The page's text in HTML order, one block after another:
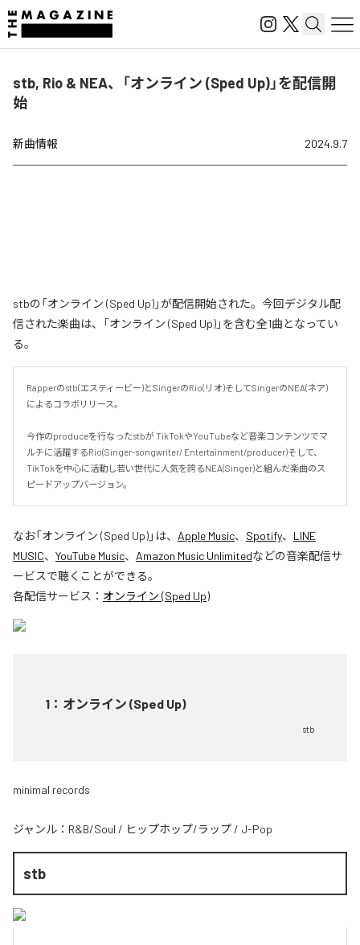
stb, Rio & NEA、「オンライン (Sped Up)」を配信開
始
新曲情報 2024.9.7
stbの「オンライン (Sped Up)」が配信開始された。今回デジタル配
信された楽曲は、「オンライン (Sped Up)」を含む全1曲となってい
る。
Rapperのstb(エスティービー)とSingerのRio(リオ)そしてSingerのNEA(ネア)
によるコラボリリース。
今作のproduceを行なったstbが TikTokやYouTubeなど音楽コンテンツでマ
ルチに活躍するRio(Singer-songwriter/ Entertainment/producer)そして、
TikTokを中心に活動し若い世代に人気を誇るNEA(Singer)と組んだ楽曲のス
ピードアップバージョン。
なお「オンライン (Sped Up)」は、 Apple Music、 Spotify、 LINE
MUSIC、 YouTube Music、 Amazon Music Unlimitedなどの音楽配信サ
ービスで聴くことができる。
各配信サービス： オンライン (Sped Up)
1 ： オンライン (Sped Up)
stb
minimal records
ジャンル： R&B/Soul / ヒップホップ/ラップ / J-Pop
stb